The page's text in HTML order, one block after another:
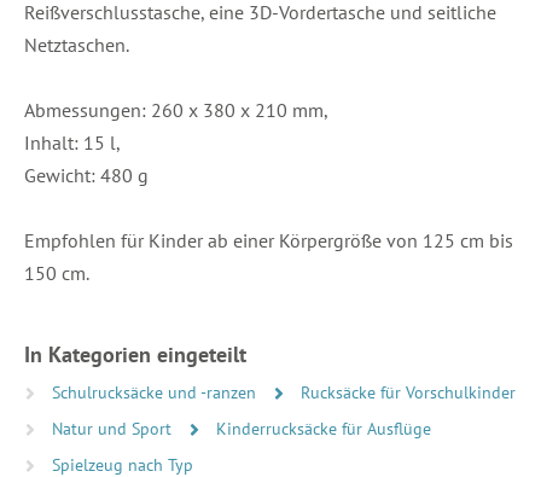
Reißverschlusstasche, eine 3D-Vordertasche und seitliche
Netztaschen.
Abmessungen: 260 x 380 x 210 mm,
Inhalt: 15 l,
Gewicht: 480 g
Empfohlen für Kinder ab einer Körpergröße von 125 cm bis
150 cm.
In Kategorien eingeteilt
Schulrucksäcke und -ranzen
Rucksäcke für Vorschulkinder
Natur und Sport
Kinderrucksäcke für Ausflüge
Spielzeug nach Typ